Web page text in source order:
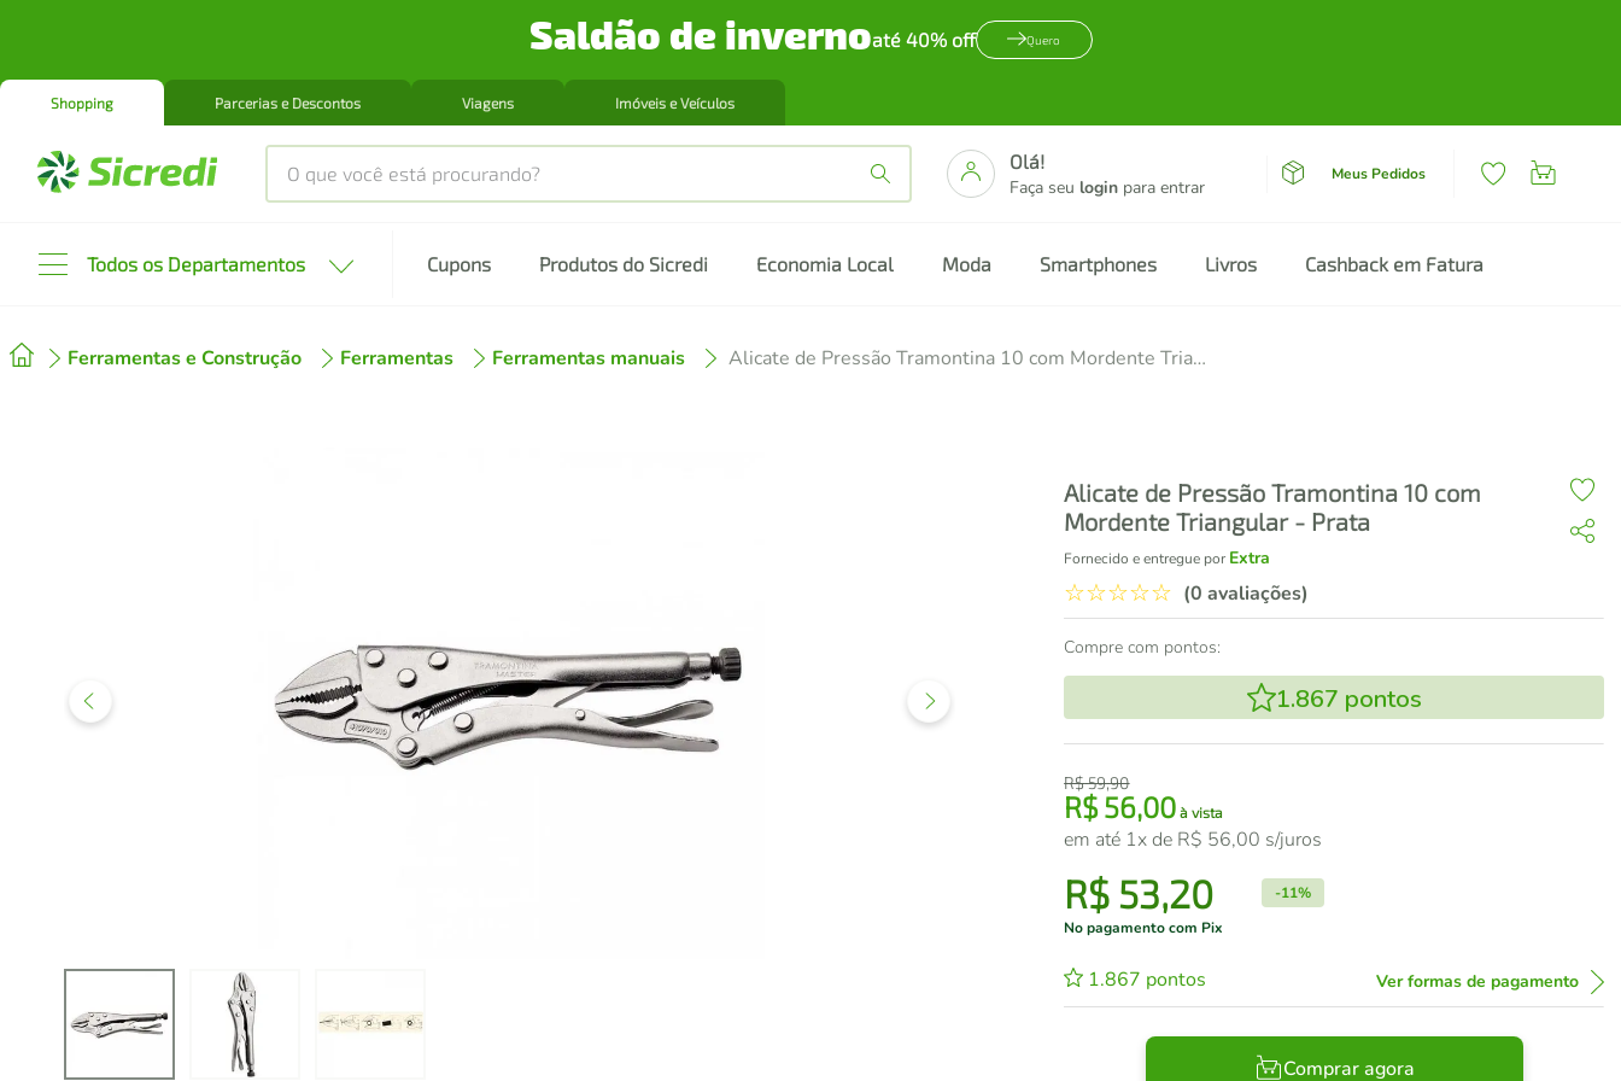
Saldão de invernoaté 40% off Quero
Shopping Parcerias e Descontos Viagens Imóveis e Veículos
O que você está procurando?
Olá!
Faça seu login para entrar
Meus Pedidos
Todos os Departamentos Cupons Produtos do Sicredi Economia Local Moda Smartphones Livros Cashback em Fatura
Ferramentas e Construção Ferramentas Ferramentas manuais Alicate de Pressão Tramontina 10 com Mordente Triangular - Prata
Alicate de Pressão Tramontina 10 com
Mordente Triangular - Prata
Fornecido e entregue por Extra
☆☆☆☆☆ (0 avaliações)
Compre com pontos:
1.867 pontos
R$59,90
R$56,00 à vista
em até 1x de R$ 56,00 s/juros
R$ 53,20 -11%
No pagamento com Pix
1.867 pontos Ver formas de pagamento
Comprar agora
2º cafeteira